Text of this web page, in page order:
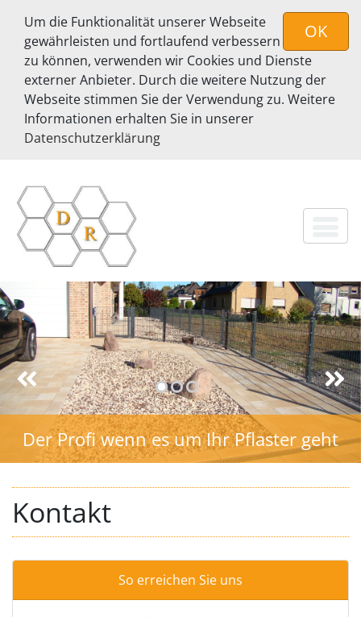
OK
Um die Funktionalität unserer Webseite
gewährleisten und fortlaufend verbessern
zu können, verwenden wir Cookies und Dienste
externer Anbieter. Durch die weitere Nutzung der
Webseite stimmen Sie der Verwendung zu. Weitere
Informationen erhalten Sie in unserer
Datenschutzerklärung
Der Profi wenn es um Ihr Pflaster geht
Kontakt
So erreichen Sie uns